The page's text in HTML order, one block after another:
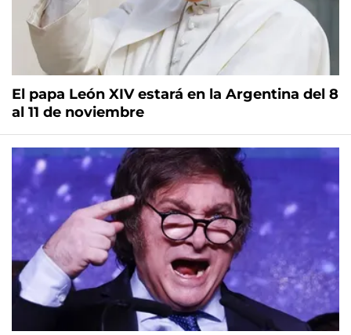
El papa León XIV estará en la Argentina del 8
al 11 de noviembre